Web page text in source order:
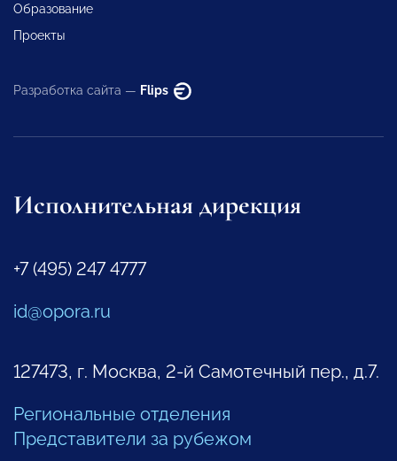
Образование
Проекты
Разработка сайта — Flips
Исполнительная дирекция
+7 (495) 247 4777
id@opora.ru
127473, г. Москва, 2-й Самотечный пер., д.7.
Региональные отделения
Представители за рубежом